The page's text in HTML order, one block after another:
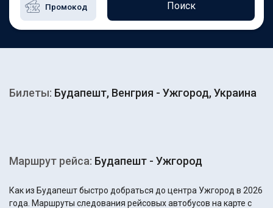
Поиск
Билеты: Будапешт, Венгрия - Ужгород, Украина
Маршрут рейса: Будапешт - Ужгород
Как из Будапешт быстро добраться до центра Ужгород в 2026
года. Маршруты следования рейсовых автобусов на карте с